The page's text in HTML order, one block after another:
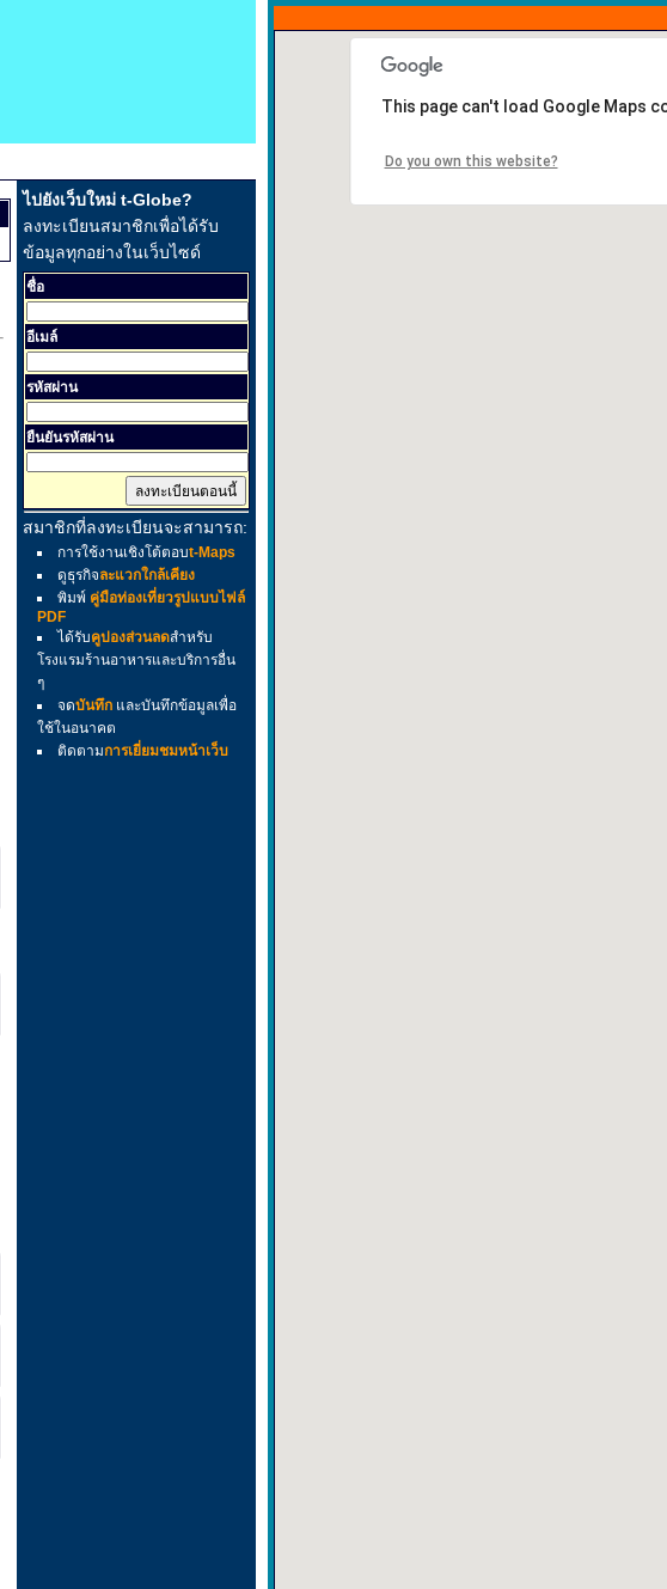
ไปยังเว็บใหม่ t-Globe?
ลงทะเบียนสมาชิกเพื่อได้รับ
ข้อมูลทุกอย่างในเว็บไซด์
ชื่อ
อีเมล์
รหัสผ่าน
ยืนยันรหัสผ่าน
สมาชิกที่ลงทะเบียนจะสามารถ:
การใช้งานเชิงโต้ตอบt-Maps
ดูธุรกิจละแวกใกล้เคียง
พิมพ์ คู่มือท่องเที่ยวรูปแบบไฟล์
PDF
ได้รับคูปองส่วนลดสำหรับ
โรงแรมร้านอาหารและบริการอื่น
ๆ
จดบันทึก และบันทึกข้อมูลเพื่อ
ใช้ในอนาคต
ติดตามการเยี่ยมชมหน้าเว็บ
This page can't load Google Maps
Do you own this website?